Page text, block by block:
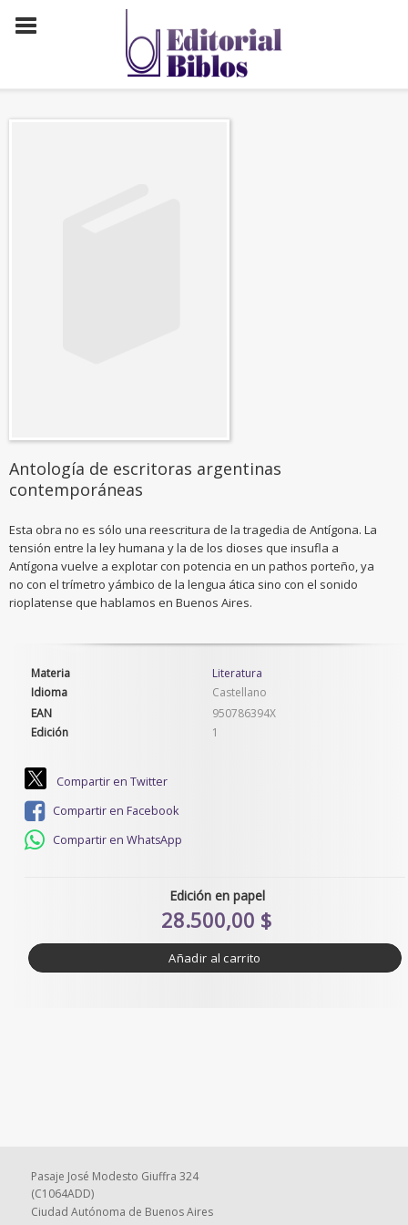
Antología de escritoras argentinas
contemporáneas
Esta obra no es sólo una reescritura de la tragedia de Antígona. La
tensión entre la ley humana y la de los dioses que insufla a
Antígona vuelve a explotar con potencia en un pathos porteño, ya
no con el trímetro yámbico de la lengua ática sino con el sonido
rioplatense que hablamos en Buenos Aires.
Materia
Literatura
Idioma
Castellano
EAN
950786394X
Edición
1
Compartir en Twitter
Compartir en Facebook
Compartir en WhatsApp
Edición en papel
28.500,00 $
Añadir al carrito
Pasaje José Modesto Giuffra 324
(C1064ADD)
Ciudad Autónoma de Buenos Aires